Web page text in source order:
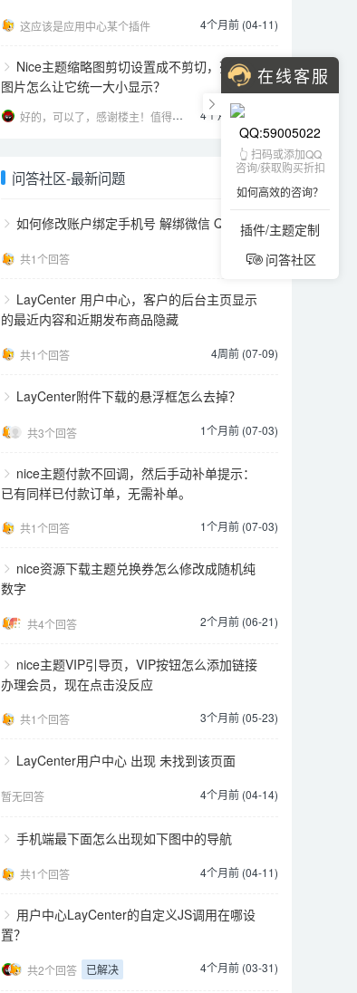
这应该是应用中心某个插件 4个月前 (04-11)
Nice主题缩略图剪切设置成不剪切，列表页
图片怎么让它统一大小显示？
好的，可以了，感谢楼主！值得信任的开发者。 4个月前 (04-01)
问答社区-最新问题
如何修改账户绑定手机号 解绑微信 QQ
共1个回答 2天前
LayCenter 用户中心，客户的后台主页显示
的最近内容和近期发布商品隐藏
共1个回答 4周前 (07-09)
LayCenter附件下载的悬浮框怎么去掉？
共3个回答 1个月前 (07-03)
nice主题付款不回调，然后手动补单提示：
已有同样已付款订单，无需补单。
共1个回答 1个月前 (07-03)
nice资源下载主题兑换券怎么修改成随机纯
数字
共4个回答 2个月前 (06-21)
nice主题VIP引导页，VIP按钮怎么添加链接
办理会员，现在点击没反应
共1个回答 3个月前 (05-23)
LayCenter用户中心 出现 未找到该页面
暂无回答 4个月前 (04-14)
手机端最下面怎么出现如下图中的导航
共1个回答 4个月前 (04-11)
用户中心LayCenter的自定义JS调用在哪设
置？
共2个回答 已解决 4个月前 (03-31)
在线客服
QQ:59005022
👆 扫码或添加QQ
咨询/获取购买折扣
如何高效的咨询？
插件/主题定制
问答社区